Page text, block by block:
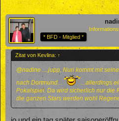
* BFD - Mitglied *
Zitat von Kevlina: ↑
@nadine ....jupp, Nuri kommt mit
nach Dortmund...
...allerdings
Pokalspiel. Da wird sicherlich nur die
die ganzen Stars werden wohl